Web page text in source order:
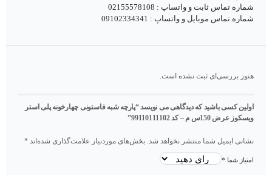
شماره تماس ثابت و واتساپ : 02155578108
شماره تماس موبایل و واتساپ : 09102334341
هنوز بررسی‌ای ثبت نشده است.
اولین کسی باشید که دیدگاهی می نویسد “پارچه شبه فاستونی چهارخونه پلی استر
ویسکوز عرض 150س م – کد 99110111102”
نشانی ایمیل شما منتشر نخواهد شد. بخش‌های موردنیاز علامت‌گذاری شده‌اند *
امتیاز شما *